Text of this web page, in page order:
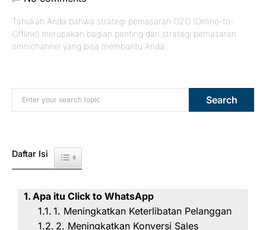
Tahukah Anda bahwa strategi pemasaran O2O (Online-to-
Offline) merupakan bagian penting dari strategi pemasaran
omnichannel yang bisa membantu Anda…
Search for: Search
Daftar Isi Toggle Table of Content
Apa itu Click to WhatsApp
1. Meningkatkan Keterlibatan Pelanggan
2. Meningkatkan Konversi Sales